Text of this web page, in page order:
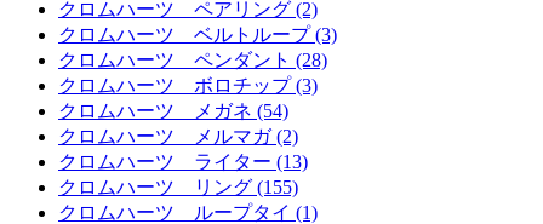
クロムハーツ ペアリング (2)
クロムハーツ ベルトループ (3)
クロムハーツ ペンダント (28)
クロムハーツ ボロチップ (3)
クロムハーツ メガネ (54)
クロムハーツ メルマガ (2)
クロムハーツ ライター (13)
クロムハーツ リング (155)
クロムハーツ ループタイ (1)